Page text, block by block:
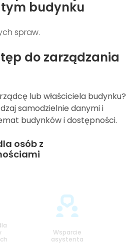
tym budynku
spraw.
do zarządzania
lub właściciela budynku?
samodzielnie danymi i
budynków i dostępności.
osób z
Wsparcie
asystenta